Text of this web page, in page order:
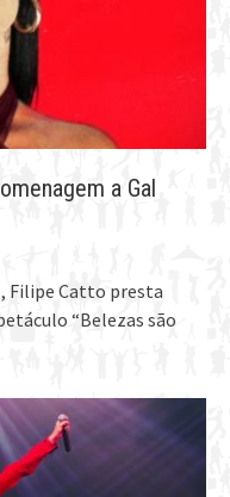
a Gal
Filipe Catto presta
“Belezas são